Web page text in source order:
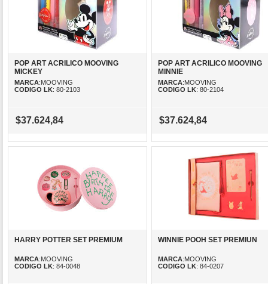
POP ART ACRILICO MOOVING
MICKEY
MARCA:MOOVING
CODIGO LK: 80-2103
$37.624,84
POP ART ACRILICO MOOVING
MINNIE
MARCA:MOOVING
CODIGO LK: 80-2104
$37.624,84
HARRY POTTER SET PREMIUM
MARCA:MOOVING
CODIGO LK: 84-0048
WINNIE POOH SET PREMIUN
MARCA:MOOVING
CODIGO LK: 84-0207